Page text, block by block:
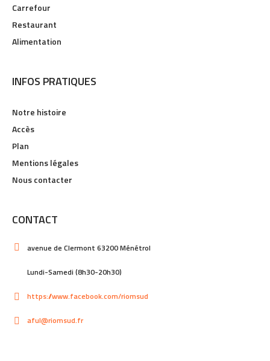
Carrefour
Restaurant
Alimentation
INFOS PRATIQUES
Notre histoire
Accès
Plan
Mentions légales
Nous contacter
CONTACT
avenue de Clermont 63200 Ménétrol
Lundi-Samedi (8h30-20h30)
https://www.facebook.com/riomsud
aful@riomsud.fr